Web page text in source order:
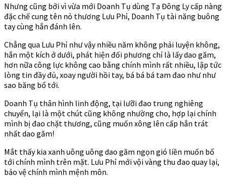
Nhưng cũng bởi vì vừa mới Doanh Tụ dùng Tạ Đông Ly cấp nàng
đặc chế cung tên nỏ thương Lưu Phỉ, Doanh Tụ tài năng buông
tay cùng hắn đánh lên.
Chẳng qua Lưu Phỉ như vậy nhiều năm không phải luyện không,
hắn một kích ở dưới, phát hiện đối phương chỉ là lấy dao găm,
hơn nữa công lực không cao bằng chính mình rất nhiều, lập tức
lòng tin đầy đủ, xoay người hồi tay, bá bá bá tam đao như như
sao băng bổ tới.
Doanh Tụ thân hình linh động, tại lưỡi đao trung nghiêng
chuyển, lại là một chút cũng không nhường cho, hợp lại chính
mình bị đao chặt thương, cũng muốn xông lên cấp hắn trát
nhất dao găm!
Mắt thấy kia xanh uông uông dao găm ngọn gió liền muốn bổ
tới chính mình trên mặt. Lưu Phỉ mới vội vàng thu đao quay lại,
bảo vệ chính mình mệnh môn.